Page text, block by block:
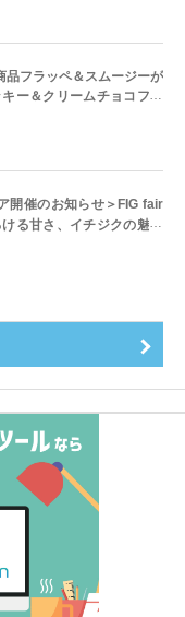
フラッペ＆スムージーが
ー＆クリームチョコフラ
」8月5日（水）から販売
開催のお知らせ＞FIG fair
る甘さ、イチジクの魅力
イチジク尽くしの全4種が